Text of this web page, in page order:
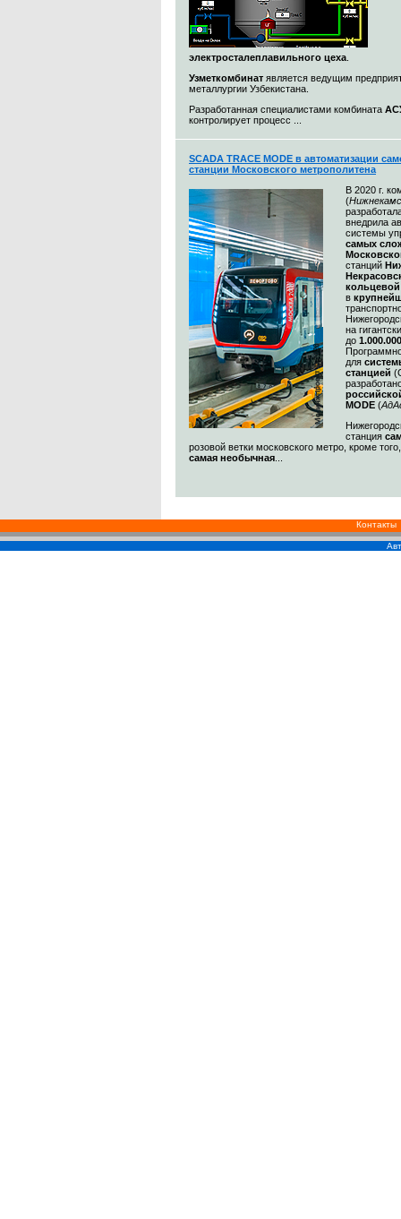
электросталеплавильного цеха
Узметкомбинат является ведущим
металлургии Узбекистана.
Разработанная специалистами комбината
контролирует процесс ...
SCADA TRACE MODE в автоматизации
станции Московского метрополитена
В 2020 г.
(
внедрила
системы
самых
станций
в
на
до
для
станцией
MODE (
станция
розовой ветки московского метро, кроме
самая необычная
Контакты